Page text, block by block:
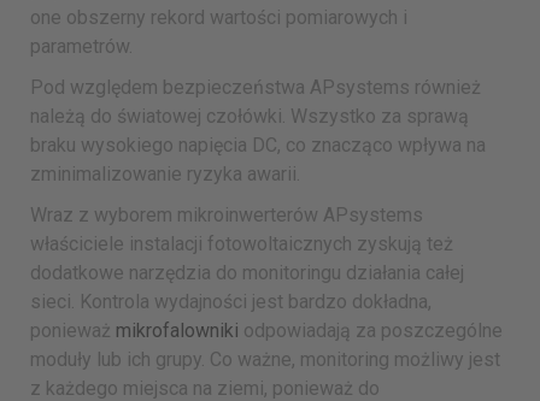
one obszerny rekord wartości pomiarowych i
parametrów.
Pod względem bezpieczeństwa APsystems również
należą do światowej czołówki. Wszystko za sprawą
braku wysokiego napięcia DC, co znacząco wpływa na
zminimalizowanie ryzyka awarii.
Wraz z wyborem mikroinwerterów APsystems
właściciele instalacji fotowoltaicznych zyskują też
dodatkowe narzędzia do monitoringu działania całej
sieci. Kontrola wydajności jest bardzo dokładna,
ponieważ mikrofalowniki odpowiadają za poszczególne
moduły lub ich grupy. Co ważne, monitoring możliwy jest
z każdego miejsca na ziemi, ponieważ do